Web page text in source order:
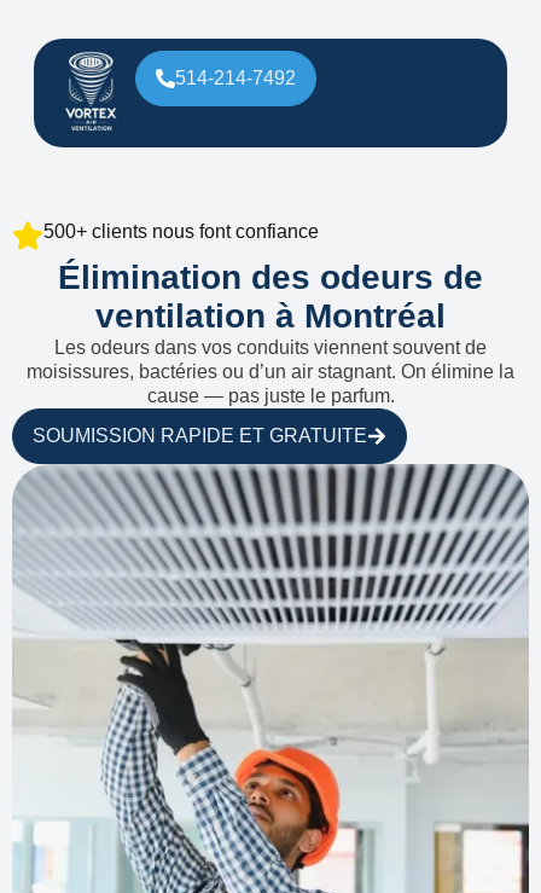
514-214-7492
500+ clients nous font confiance
Élimination des odeurs de
ventilation à Montréal
Les odeurs dans vos conduits viennent souvent de
moisissures, bactéries ou d’un air stagnant. On élimine la
cause — pas juste le parfum.
SOUMISSION RAPIDE ET GRATUITE